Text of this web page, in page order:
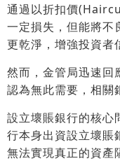
通過以折扣價
一定損失，但能將不
更乾淨，增強投資者
然而，金管局迅速回
認為無此需要，相關
設立壞賬銀行的核心
行本身出資設立壞賬
無法實現真正的資產